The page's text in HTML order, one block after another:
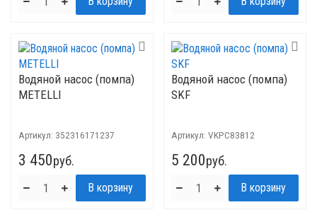
Водяной насос (помпа)
METELLI
Артикул: 352316171237
3 450руб.
Водяной насос (помпа)
SKF
Артикул: VKPC83812
5 200руб.